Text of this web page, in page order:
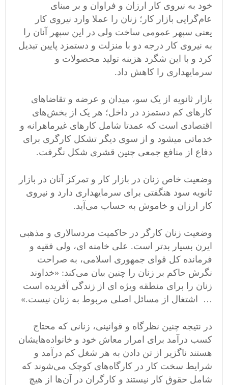
خود به نیروی کار ارزان و فراوان و بر مبنای
عام‌گرایی بازار کار؛ زنان را عملا وارد نیروی کار
یعنی سپهر عمومی ساخت ولی در این سپهر آنان را
به نیروی کار درجه دو با منزلت و دستمزد پایین تبدیل
کرد و با این شگرد هزینه تولید محصولات و
سرمایه‎داری را کاهش داد.
بازار ثانویه از یک سو، میدان و عرضه و تقاضاهای
کارهای کم دستمزد در داخل؛ هر یک از بخش‌های
اقتصادی است که عمدتا شامل کارهای غیرماهرانه و
خدماتی می‎شود و از سوی دیگر تشکل کارگری برای
دفاع از منافع جمعی چنین قشری شکل نگرفت.
وضعیت خاص زنان در بازار کار و تمرکز آنان در بازار
ثانویه سود هنگفتی برای سرمایه‎داری دارد و نیروی
کار ارزان و خاموش به حساب می‌آید.
وضعیت زنان کارگر در حاکمیت مردسالاری و مذهبی
ایرن بسیار بدتر است. علی خامنه ای، ولی فقیه و
فرمانده کل قوای جمهوری اسلامی، به صراحت
نگرش حاکم بر زنان را چنین بیان می‌کند: «خداوند
زنان را برای منطقه ویژه ای از زندگی آفریده است
… اشتغال از مسائل اصلی مربوط به زنان نیست.»
در نتیجه چنین نظرگاه و قوانینی، زنانی که محتاج
کسب درآمد برای امرار معاش خود و خانواده‌هایشان
هستند ناگزیر از تن دادن به هر شغل کم درآمد و
شرایط سخت کار در کارگاه‌های کوچک می‌شوند که
شامل حقوق کار نیستند و کارگران در آن‌ها از هیچ